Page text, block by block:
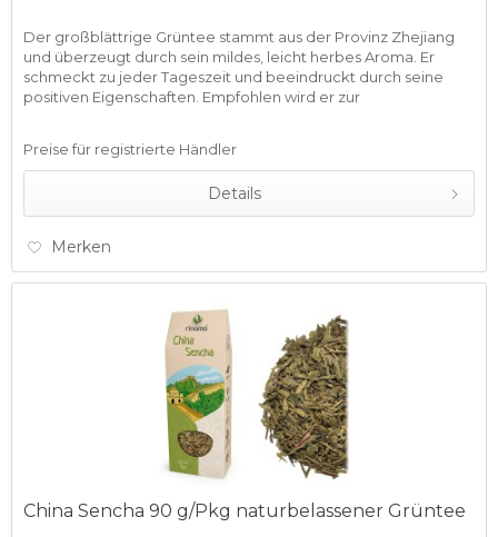
Der großblättrige Grüntee stammt aus der Provinz Zhejiang
und überzeugt durch sein mildes, leicht herbes Aroma. Er
schmeckt zu jeder Tageszeit und beeindruckt durch seine
positiven Eigenschaften. Empfohlen wird er zur
Preise für registrierte Händler
Details
Merken
China Sencha 90 g/Pkg naturbelassener Grüntee